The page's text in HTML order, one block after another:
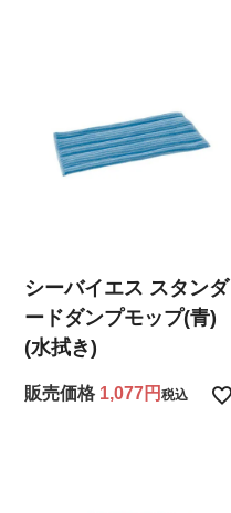
シーバイエス スタンダ
ードダンプモップ(青)
(水拭き)
販売価格 1,077 税込